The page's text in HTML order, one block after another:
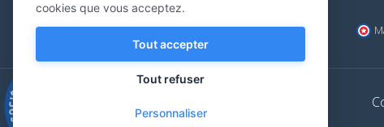
cookies que vous acceptez.
Tout accepter
Tout refuser
Personnaliser